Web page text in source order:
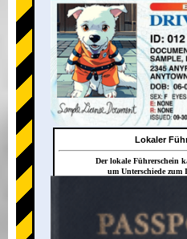
Lokaler
Der lokale Führerschein
um Unterschiede zum